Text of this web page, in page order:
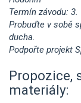
Termín závodu:
Probuďte v sobě
ducha.
Podpořte projekt
Propozice,
materiály: